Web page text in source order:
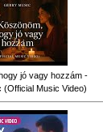
jó vagy hozzám -
(Official Music Video)